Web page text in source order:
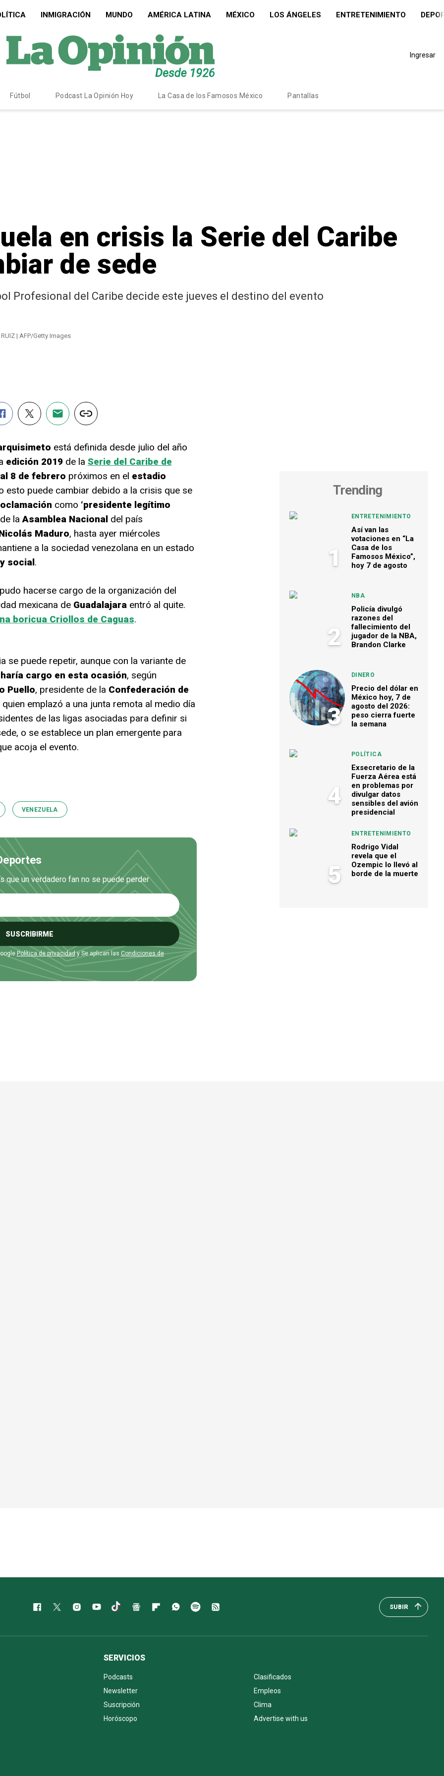
INMIGRACIÓN MUNDO AMÉRICA LATINA MÉXICO LOS ÁNGELES ENTRETENIMIENTO
Ingresar
Fútbol Podcast La Opinión Hoy La Casa de los Famosos México Pantallas
en crisis la Serie del Caribe
de sede
Profesional del Caribe decide este jueves el destino del evento
| AFP/Getty Images
está definida desde julio del año
edición 2019de la Serie del Caribe de
8 de febrero próximos en el estadio
esto puede cambiar debido a la crisis que se
como ‘presidente legítimo
laAsamblea Nacional del país
Maduro, hasta ayer miércoles
a la sociedad venezolana en un estado
social.
hacerse cargo de la organización del
mexicana de Guadalajaraentró al quite.
boricua Criollos de Caguas.
se puede repetir, aunque con la variante de
cargo en esta ocasión, según
Puello, presidente de la Confederación de
quien emplazó a una junta remota al medio día
de las ligas asociadas para definir si
o se establece un plan emergente para
acoja el evento.
VENEZUELA
que un verdadero fan no se puede perder
SUSCRIBIRME
Política de privacidady Se aplican las Condiciones de
Trending
1
ENTRETENIMIENTO
Así van las
votaciones en “La
Casa de los
Famosos México”,
hoy 7 de agosto
2
NBA
Policía divulgó
razones del
fallecimiento del
jugador de la NBA,
Brandon Clarke
3
DINERO
Precio del dólar en
México hoy, 7 de
agosto del 2026:
peso cierra fuerte
la semana
4
POLÍTICA
Exsecretario de la
Fuerza Aérea está
en problemas por
divulgar datos
sensibles del avión
presidencial
5
ENTRETENIMIENTO
Rodrigo Vidal
revela que el
Ozempic lo llevó al
borde de la muerte
SUBIR
SERVICIOS
Podcasts
Clasificados
Newsletter
Empleos
Suscripción
Clima
Horóscopo
Advertise with us